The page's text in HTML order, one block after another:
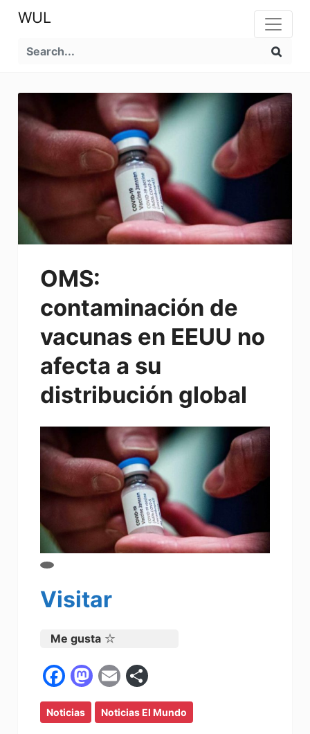
WUL
OMS:
contaminación de
vacunas en EEUU no
afecta a su
distribución global
Visitar
Me gusta
F
a
c
M
a
st
E
m
ai
o
m
Noticias Noticias El Mundo